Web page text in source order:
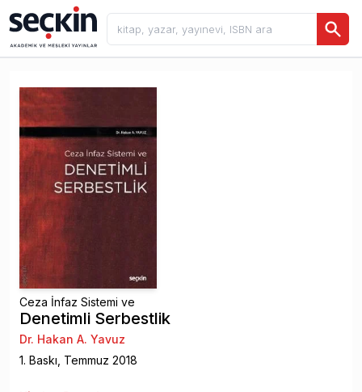
Ceza İnfaz Sistemi ve
Denetimli Serbestlik
Dr. Hakan A. Yavuz
1. Baskı, Temmuz 2018